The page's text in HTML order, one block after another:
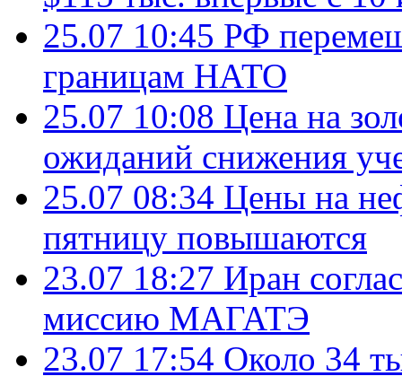
25.07 10:45 РФ
границам НАТО
25.07 10:08 Цена на
ожиданий снижения
25.07 08:34 Цены на
пятницу повышаются
23.07 18:27 Иран
миссию МАГАТЭ
23.07 17:54 Около 34